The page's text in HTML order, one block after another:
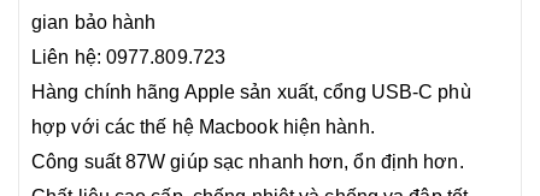
gian bảo hành
Liên hệ: 0977.809.723
Hàng chính hãng Apple sản xuất, cổng USB-C phù
hợp với các thế hệ Macbook hiện hành.
Công suất 87W giúp sạc nhanh hơn, ổn định hơn.